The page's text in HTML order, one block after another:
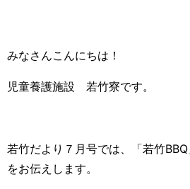
みなさんこんにちは！
児童養護施設 若竹寮です。
若竹だより７月号では、「若竹
をお伝えします。